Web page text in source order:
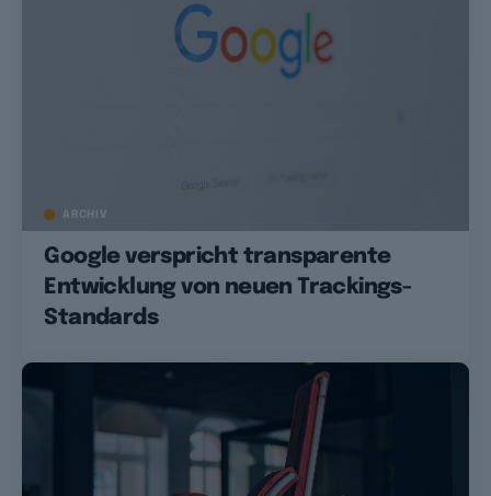
ARCHIV
Google verspricht transparente
Entwicklung von neuen Trackings-
Standards